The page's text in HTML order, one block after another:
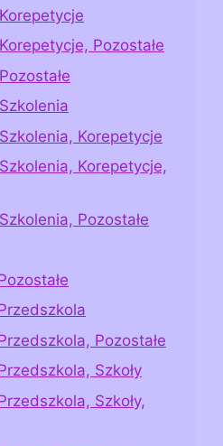
Pozostałe
Korepetycje
Korepetycje,
Pozostałe
Pozostałe
Szkoły
Szkoły,